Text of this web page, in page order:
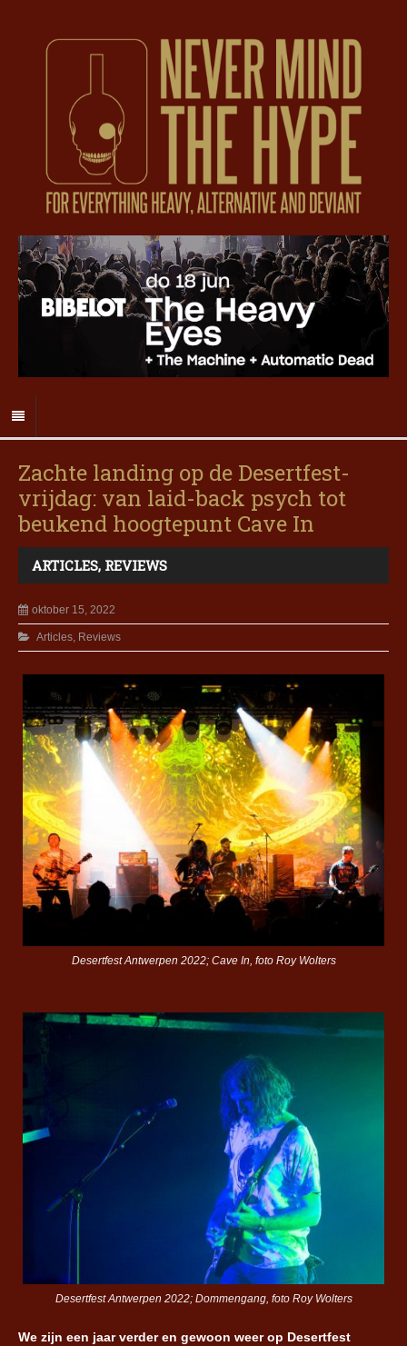
Zachte landing op de Desertfest-
vrijdag: van laid-back psych tot
beukend hoogtepunt Cave In
ARTICLES, REVIEWS
oktober 15, 2022
Articles, Reviews
Desertfest Antwerpen 2022; Cave In, foto Roy Wolters
Desertfest Antwerpen 2022; Dommengang, foto Roy Wolters
We zijn een jaar verder en gewoon weer op Desertfest